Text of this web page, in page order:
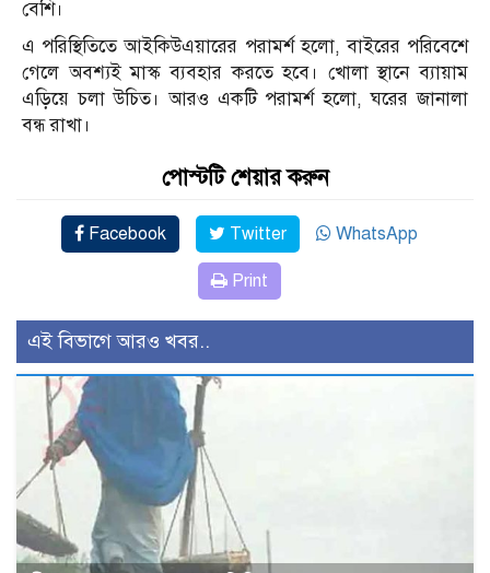
বেশি।
এ পরিস্থিতিতে আইকিউএয়ারের পরামর্শ হলো, বাইরের পরিবেশে
গেলে অবশ্যই মাস্ক ব্যবহার করতে হবে। খোলা স্থানে ব্যায়াম
এড়িয়ে চলা উচিত। আরও একটি পরামর্শ হলো, ঘরের জানালা
বন্ধ রাখা।
পোস্টটি শেয়ার করুন
Facebook Twitter WhatsApp
Print
এই বিভাগে আরও খবর..